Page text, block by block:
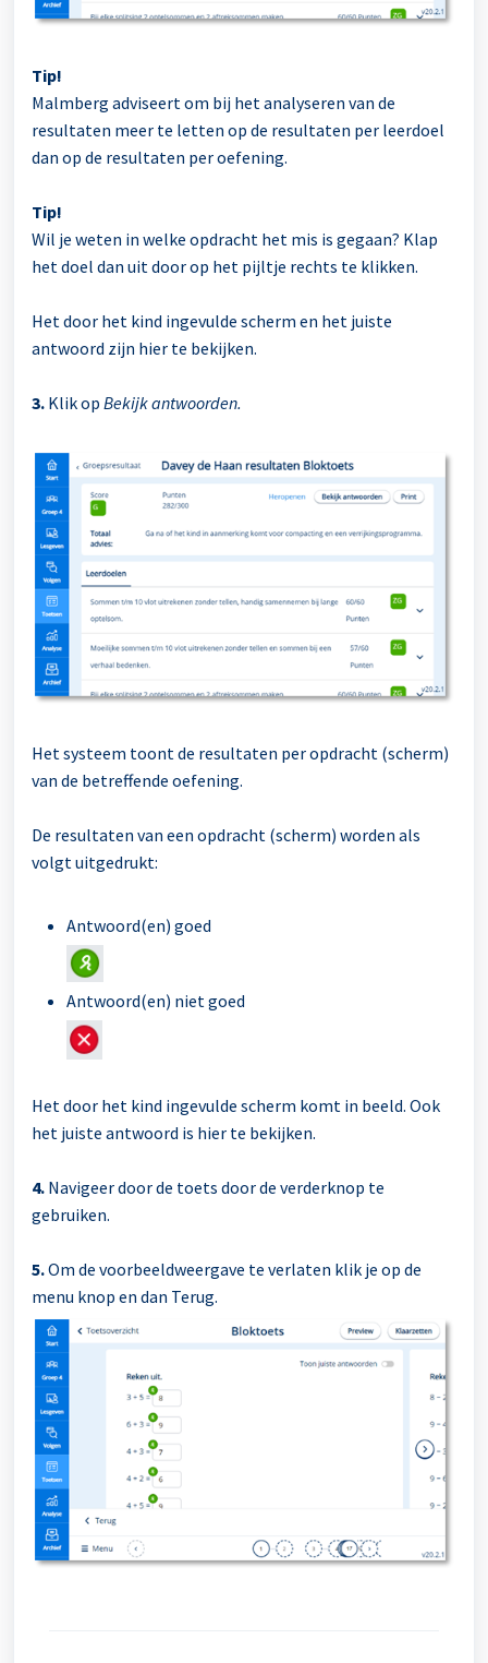
Tip!
Malmberg adviseert om bij het analyseren van de
resultaten meer te letten op de resultaten per leerdoel
dan op de resultaten per oefening.
Tip!
Wil je weten in welke opdracht het mis is gegaan? Klap
het doel dan uit door op het pijltje rechts te klikken.
Het door het kind ingevulde scherm en het juiste
antwoord zijn hier te bekijken.
3. Klik op Bekijk antwoorden.
Het systeem toont de resultaten per opdracht (scherm)
van de betreffende oefening.
De resultaten van een opdracht (scherm) worden als
volgt uitgedrukt:
Antwoord(en) goed
Antwoord(en) niet goed
Het door het kind ingevulde scherm komt in beeld. Ook
het juiste antwoord is hier te bekijken.
4. Navigeer door de toets door de verderknop te
gebruiken.
5.Om de voorbeeldweergave te verlaten klik je op de
menu knop en dan Terug.